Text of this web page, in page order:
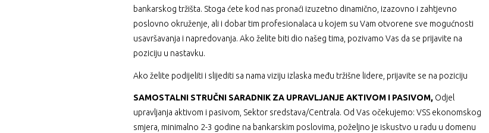
bankarskog tržišta. Stoga ćete kod nas pronaći izuzetno dinamično, izazovno i zahtjevno
poslovno okruženje, ali i dobar tim profesionalaca u kojem su Vam otvorene sve mogućnosti
usavršavanja i napredovanja. Ako želite biti dio našeg tima, pozivamo Vas da se prijavite na
poziciju u nastavku.
Ako želite podijeliti i slijediti sa nama viziju izlaska među tržišne lidere, prijavite se na poziciju
SAMOSTALNI STRUČNI SARADNIK ZA UPRAVLJANJE AKTIVOM I PASIVOM, Odjel
upravljanja aktivom i pasivom, Sektor sredstava/Centrala. Od Vas očekujemo: VSS ekonomskog
smjera, minimalno 2-3 godine na bankarskim poslovima, poželjno je iskustvo u radu u domenu